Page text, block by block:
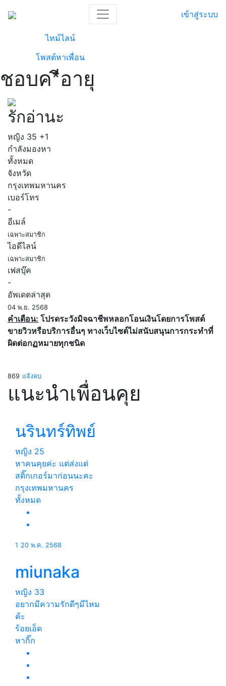
เข้าสู่ระบบ
ไทม์ไลน์
โพสต์หาเพื่อน
ชอบค*ีอายุ
รักอ่านะ
หญิง 35 +1
กำลังมองหา
ทั้งหมด
จังหวัด
กรุงเทพมหานคร
เบอร์โทร
-
อีเมล์
เฉพาะสมาชิก
ไอดีไลน์
เฉพาะสมาชิก
เฟสบุ๊ค
-
อัพเดตล่าสุด
04 พ.ย. 2568
คำเตือน: โปรดระวังมิจฉาชีพหลอกโอนเงินโดยการโพสต์
ขายวิวหรือบริการอื่นๆ ทางเว็บไซต์ไม่สนับสนุนการกระทำที่
ผิดต่อกฏหมายทุกชนิด
869 แจ้งลบ
แนะนำเพื่อนคุย
นรินทร์ทิพย์
หญิง 25
หาคนคุยค่ะ แต่ส่งแต่
สติ๊กเกอร์มาก่อนนะคะ
กรุงเทพมหานคร
ทั้งหมด
1 20 พ.ค. 2568
miunaka
หญิง 33
อยากมีความรักดีๆมีไหม
ค้ะ
ร้อยเอ็ด
หากิ๊ก